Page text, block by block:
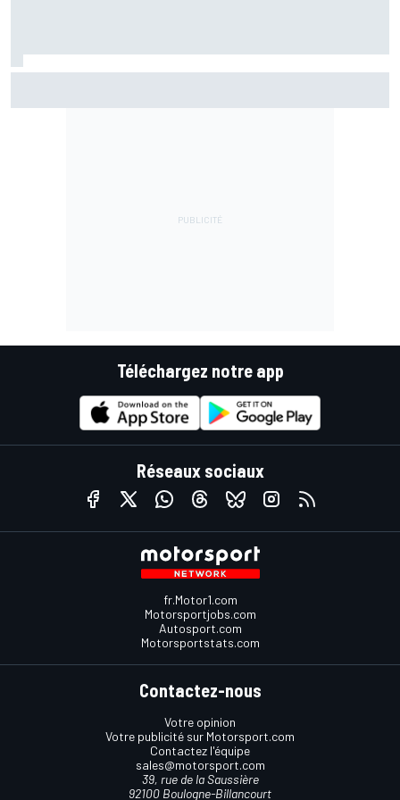
Téléchargez notre app
Réseaux sociaux
fr.Motor1.com
Motorsportjobs.com
Autosport.com
Motorsportstats.com
Contactez-nous
Votre opinion
Votre publicité sur Motorsport.com
Contactez l'équipe
sales@motorsport.com
39, rue de la Saussière
92100 Boulogne-Billancourt